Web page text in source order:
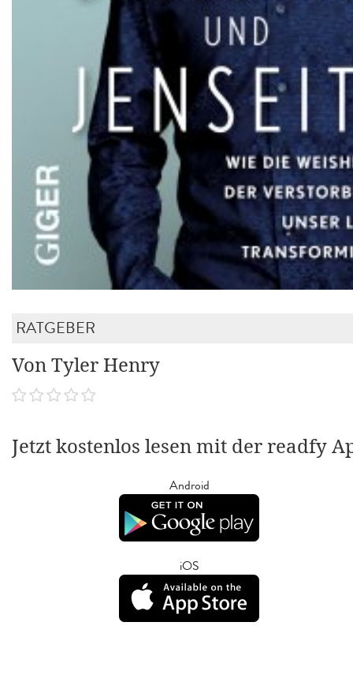
RATGEBER
Von Tyler Henry
Jetzt kostenlos lesen mit der readfy
Android
iOS